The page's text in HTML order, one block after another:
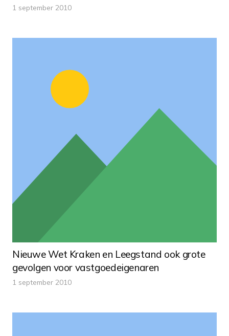
1 september 2010
Nieuwe Wet Kraken en Leegstand ook grote
gevolgen voor vastgoedeigenaren
1 september 2010